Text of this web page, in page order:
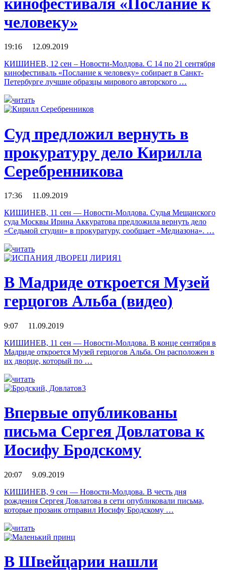
человеку»
19:16 12.09.2019
КИШИНЕВ, 12 сен – Новости-Молдова. С 14 по 21 сентября
кинофестиваль «Послание к человеку» собирает в Санкт-
Петербурге лучшие образцы мирового авторского …
читать
Суд предложил вернуть в
прокуратуру дело Кирилла
Серебренникова
17:36 11.09.2019
КИШИНЕВ, 11 сен — Новости-Молдова. Судья Мещанского
суда Москвы Ирина Аккуратова предложила вернуть дело
«Седьмой студии» в прокуратуру, сообщает «Медиазона». …
читать
В Мадриде откроется Музей
герцогов Альба (видео)
9:07 11.09.2019
КИШИНЕВ, 11 сен — Новости-Молдова. В конце сентября в
Мадриде откроется Музей герцогов Альба. Он расположен в
их дворце, который по …
читать
Впервые опубликованы
письма Сергея Довлатова к
Иосифу Бродскому
20:07 9.09.2019
КИШИНЕВ, 9 сен — Новости-Молдова. В честь дня
рождения Сергея Довлатова в сети опубликовали письма,
которые прозаик отправил Иосифу Бродскому …
читать
В Швейцарии нашли